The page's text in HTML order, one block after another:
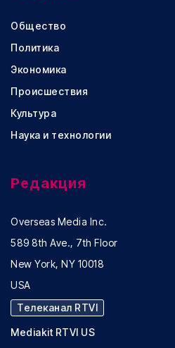
Общество
Политика
Экономика
Происшествия
Культура
Наука и технологии
Редакция
Overseas Media Inc.
589 8th Ave., 7th Floor
New York, NY 10018
USA
Телеканал RTVI
Mediakit RTVI US